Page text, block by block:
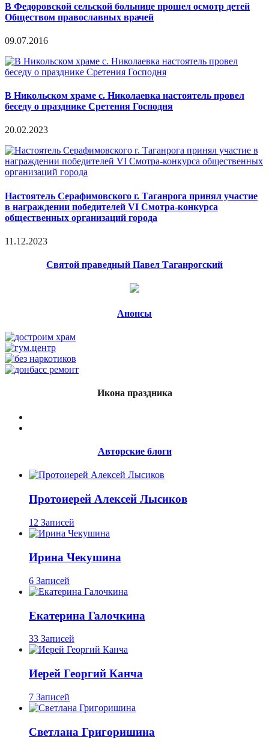
В Федоровской сельской больнице прошел осмотр детей
Обществом православных врачей
09.07.2016
В Никольском храме с. Николаевка настоятель провел
беседу о празднике Сретения Господня
20.02.2023
Настоятель Серафимовского г. Таганрога принял участие
в награждении победителей VI Смотра-конкурса
общественных организаций города
11.12.2023
Святой праведный Павел Таганрогский
Анонсы
Икона праздника
Авторские блоги
Протоиерей Алексей Лысиков
12 Записей
Ирина Чекушина
6 Записей
Екатерина Галочкина
33 Записей
Иерей Георгий Канча
7 Записей
Светлана Григоришина